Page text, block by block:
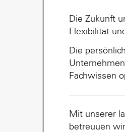
Die Zukunft
Flexibilität
Die
Fachwissen
Mit unserer
betreuuen